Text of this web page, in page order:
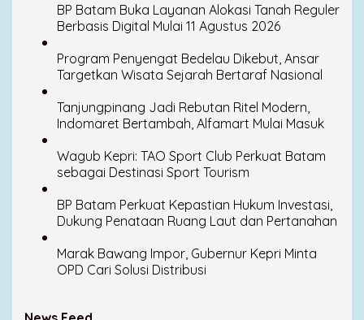
BP Batam Buka Layanan Alokasi Tanah Reguler
Berbasis Digital Mulai 11 Agustus 2026
Program Penyengat Bedelau Dikebut, Ansar
Targetkan Wisata Sejarah Bertaraf Nasional
Tanjungpinang Jadi Rebutan Ritel Modern,
Indomaret Bertambah, Alfamart Mulai Masuk
Wagub Kepri: TAO Sport Club Perkuat Batam
sebagai Destinasi Sport Tourism
BP Batam Perkuat Kepastian Hukum Investasi,
Dukung Penataan Ruang Laut dan Pertanahan
Marak Bawang Impor, Gubernur Kepri Minta
OPD Cari Solusi Distribusi